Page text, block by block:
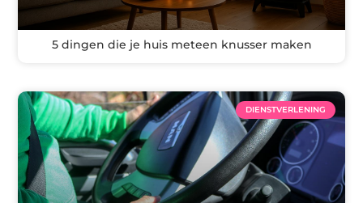
5 dingen die je huis meteen knusser maken
DIENSTVERLENING